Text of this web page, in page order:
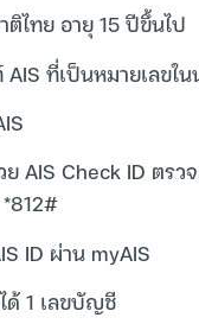
ไทย อายุ 15 ปีขึ้นไป
AIS ที่เป็นหมายเลขใ
AIS Check ID ตรว
ID ผ่าน myAIS
ด้ 1 เลขบัญชี